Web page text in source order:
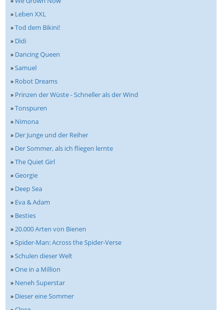
» Leben XXL
»Tod dem Bikini!
» Dìdi
» Dancing Queen
»Samuel
» Robot Dreams
» Prinzen der Wüste - Schneller als der Wind
»Tonspuren
» Nimona
» Der Junge und der Reiher
» Der Sommer, als ich fliegen lernte
»The Quiet Girl
»Georgie
» Deep Sea
» Eva & Adam
» Besties
»20.000 Arten von Bienen
»Spider-Man: Across the Spider-Verse
»Schulen dieser Welt
»One in a Million
» Neneh Superstar
» Dieser eine Sommer